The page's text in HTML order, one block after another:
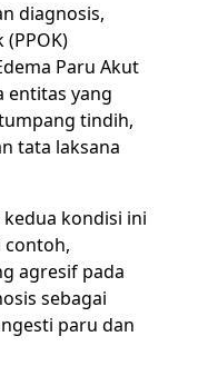
diagnosis,
Paru Akut
entitas yang
tindih,
tata laksana
kondisi ini
contoh,
agresif pada
sebagai
paru dan